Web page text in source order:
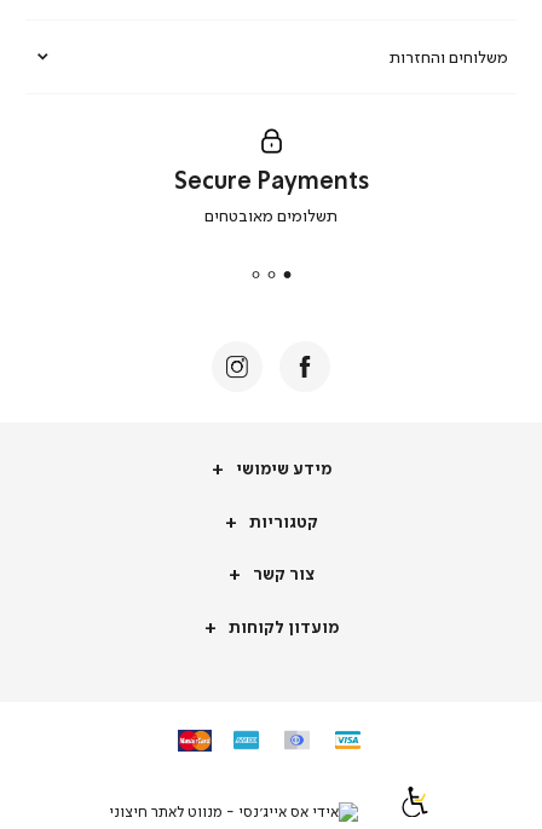
משלוחים והחזרות
secure
Secure Payments
תשלומים מאובטחים
מידע
מידע שימושי
קטגוריותקטגוריות
צור
צור קשר
מועדון
מועדון לקוחות